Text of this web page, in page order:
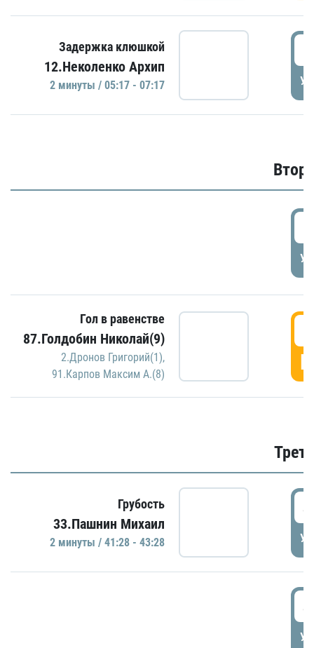
Задержка клюшкой
12.Неколенко Архип
2 минуты / 05:17 - 07:17
Гол в равенстве
87.Голдобин Николай(9)
2.Дронов Григорий(1),
91.Карпов Максим А.(8)
Грубость
33.Пашнин Михаил
2 минуты / 41:28 - 43:28